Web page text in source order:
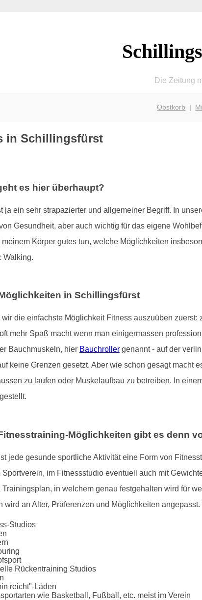
Die Zeitung
Obstkorb |
in Schillingsfürst
es hier überhaupt?
ja ein sehr strapazierter und allgemeiner Begriff. In
Gesundheit, aber auch wichtig für das eigene
meinem Körper gutes tun, welche Möglichkeiten
Walking.
in Schillingsfürst
wir die einfachste Möglichkeit Fitness auszuüben
mehr Spaß macht wenn man einigermassen
Bauchmuskeln, hier Bauchrollergenannt - auf der
keine Grenzen gesetzt. Aber wie schon gesagt macht
zu laufen oder Muskelaufbau zu betreiben. In
Möglichkeiten gibt es denn
jede gesunde sportliche Aktivität eine Form von
Sportverein, im Fitnessstudio eventuell auch mit
Trainingsplan, in welchem genau festgehalten wird für
wird an Alter, Präferenzen und Möglichkeiten
Studios
Rückentraining Studios
reicht"-Läden
wie Basketball, Fußball, etc. meist im Verein